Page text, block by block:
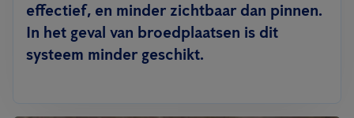
effectief, en minder zichtbaar dan pinnen.
In het geval van broedplaatsen is dit
systeem minder geschikt.